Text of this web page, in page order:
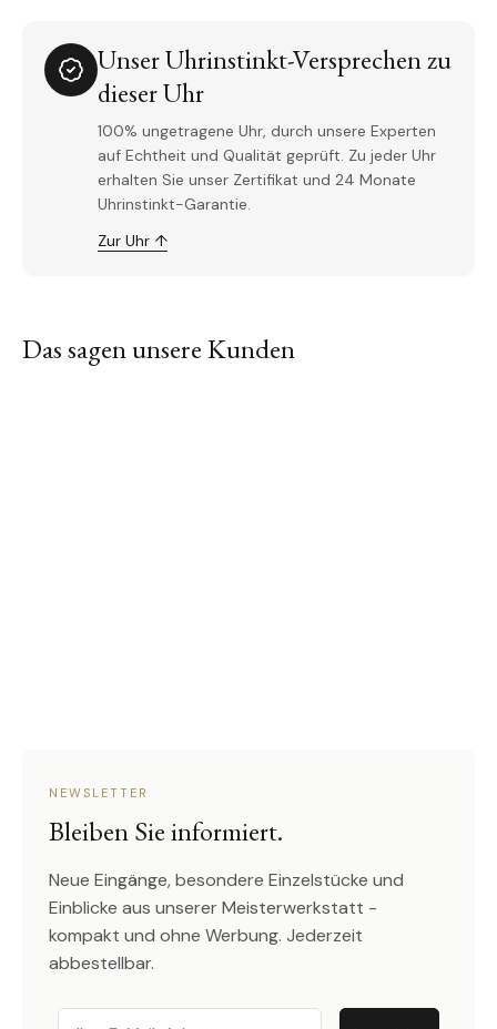
Unser Uhrinstinkt-Versprechen zu
dieser Uhr
100% ungetragene Uhr, durch unsere Experten
auf Echtheit und Qualität geprüft. Zu jeder Uhr
erhalten Sie unser Zertifikat und 24 Monate
Uhrinstinkt-Garantie.
Zur Uhr ↑
Das sagen unsere Kunden
NEWSLETTER
Bleiben Sie informiert.
Neue Eingänge, besondere Einzelstücke und
Einblicke aus unserer Meisterwerkstatt -
kompakt und ohne Werbung. Jederzeit
abbestellbar.
Email